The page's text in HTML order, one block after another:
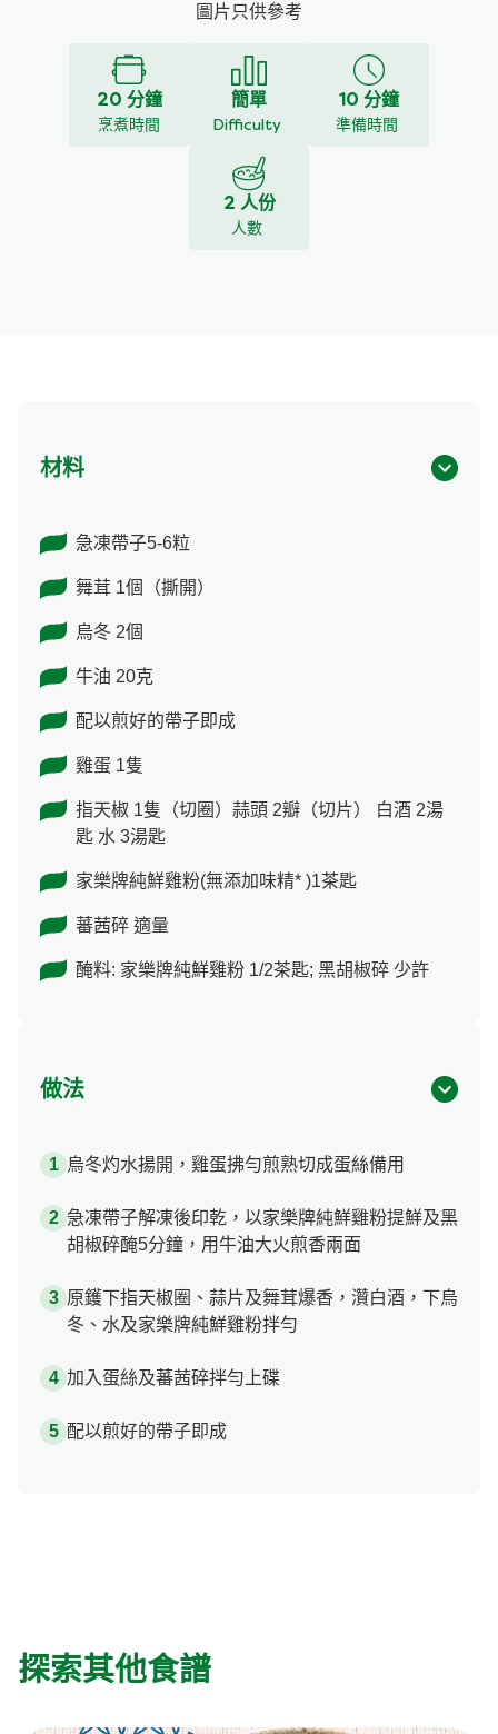
圖片只供參考
20 分鐘
烹煮時間
簡單
Difficulty
10 分鐘
準備時間
2 人份
人數
材料
急凍帶子5-6粒
舞茸 1個（撕開）
烏冬 2個
牛油 20克
配以煎好的帶子即成
雞蛋 1隻
指天椒 1隻（切圈）蒜頭 2瓣（切片） 白酒 2湯
匙 水 3湯匙
家樂牌純鮮雞粉(無添加味精* )1茶匙
蕃茜碎 適量
醃料: 家樂牌純鮮雞粉 1/2茶匙; 黑胡椒碎 少許
做法
烏冬灼水揚開，雞蛋拂勻煎熟切成蛋絲備用
急凍帶子解凍後印乾，以家樂牌純鮮雞粉提鮮及黑
胡椒碎醃5分鐘，用牛油大火煎香兩面
原鑊下指天椒圈、蒜片及舞茸爆香，灒白酒，下烏
冬、水及家樂牌純鮮雞粉拌勻
加入蛋絲及蕃茜碎拌勻上碟
配以煎好的帶子即成
探索其他食譜